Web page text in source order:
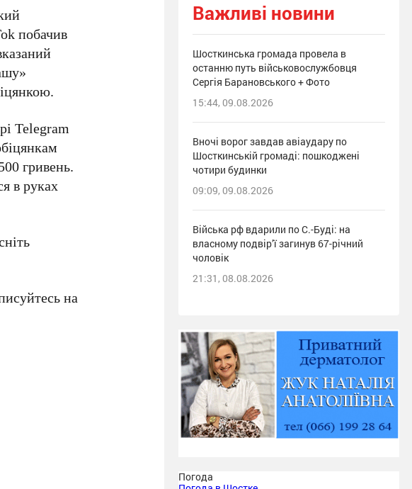
побачив
Telegram
гривень.
в руках
на
Важливі новини
Шосткинська громада провела в
останню путь військовослужбовця
Сергія Барановського + Фото
15:44, 09.08.2026
Вночі ворог завдав авіаудару по
Шосткинській громаді: пошкоджені
чотири будинки
09:09, 09.08.2026
Війська рф вдарили по С.-Буді: на
власному подвір’ї загинув 67-річний
чоловік
21:31, 08.08.2026
Погода